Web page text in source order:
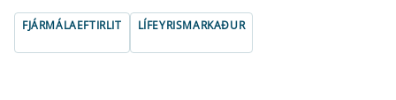
FJÁRMÁLAEFTIRLIT LÍFEYRISMARKAÐUR